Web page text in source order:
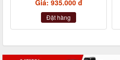
Giá: 935.000 đ
Đặt hàng